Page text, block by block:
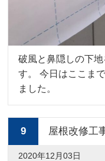
破風と鼻隠しの下
す。 今日はここま
ました。
9 屋根改修工
2020年12月03日